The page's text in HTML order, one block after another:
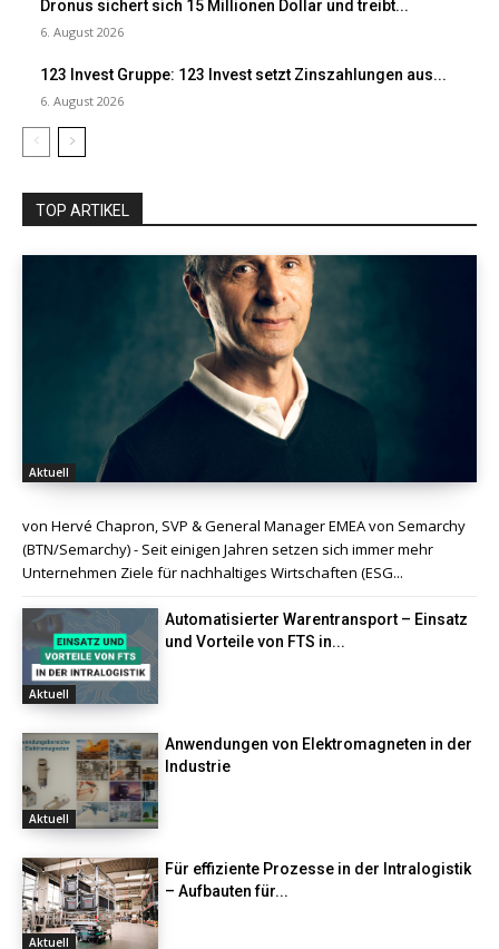
Dronus sichert sich 15 Millionen Dollar und treibt...
6. August 2026
123 Invest Gruppe: 123 Invest setzt Zinszahlungen aus...
6. August 2026
TOP ARTIKEL
Aktuell
von Hervé Chapron, SVP & General Manager EMEA von Semarchy
(BTN/Semarchy) - Seit einigen Jahren setzen sich immer mehr
Unternehmen Ziele für nachhaltiges Wirtschaften (ESG...
Aktuell
Automatisierter Warentransport – Einsatz
und Vorteile von FTS in...
Aktuell
Anwendungen von Elektromagneten in der
Industrie
Aktuell
Für effiziente Prozesse in der Intralogistik
– Aufbauten für...